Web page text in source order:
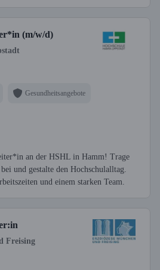
(m/w/d)
Gesundheitsangebote
an der HSHL in Hamm! Trage
und gestalte den Hochschulalltag.
und einem starken Team.
Freising